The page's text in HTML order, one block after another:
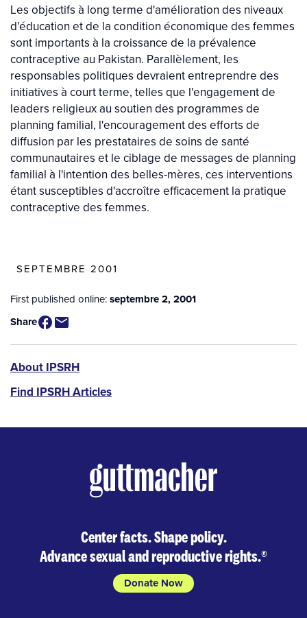
Les objectifs à long terme d'amélioration des niveaux
d'éducation et de la condition économique des femmes
sont importants à la croissance de la prévalence
contraceptive au Pakistan. Parallèlement, les
responsables politiques devraient entreprendre des
initiatives à court terme, telles que l'engagement de
leaders religieux au soutien des programmes de
planning familial, l'encouragement des efforts de
diffusion par les prestataires de soins de santé
communautaires et le ciblage de messages de planning
familial à l'intention des belles-mères, ces interventions
étant susceptibles d'accroître efficacement la pratique
contraceptive des femmes.
SEPTEMBRE 2001
First published online:septembre 2, 2001
Share
IPSRH
About IPSRH
Find IPSRH Articles
Center facts. Shape policy.
Advance sexual and reproductive rights.®
Donate Now